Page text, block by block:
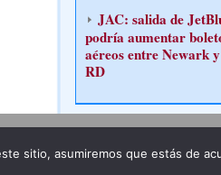
JAC: salida de
podría aumentar
aéreos entre Newark y
RD
sitio, asumiremos que estás de